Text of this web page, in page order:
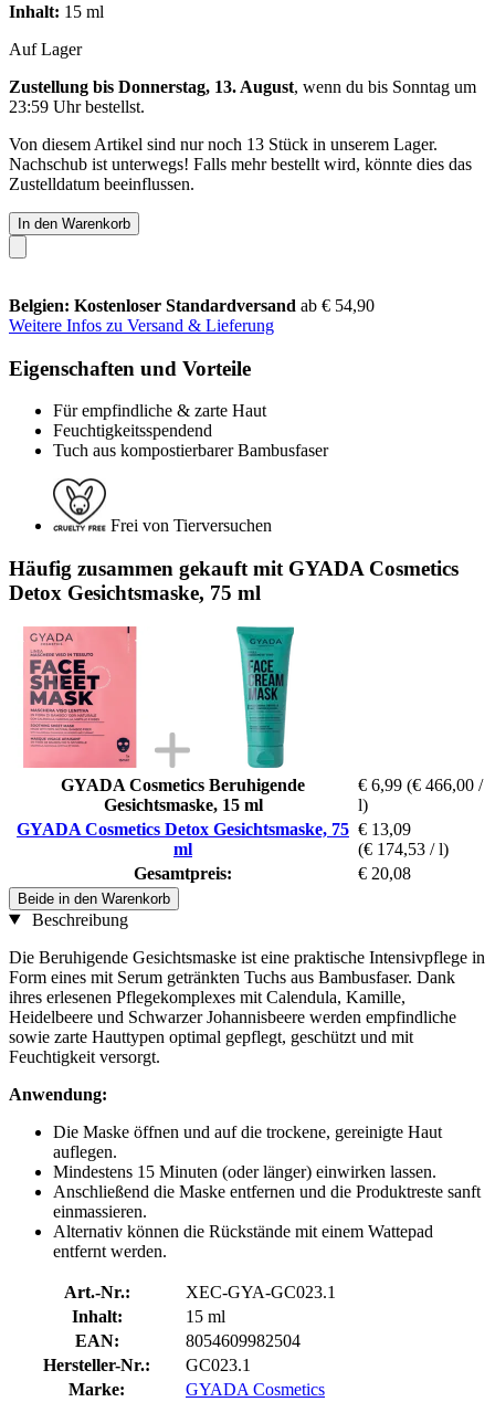
Inhalt: 15 ml
Auf Lager
Zustellung bis Donnerstag, 13. August, wenn du bis Sonntag um
23:59 Uhrbestellst.
Von diesem Artikel sind nur noch 13 Stück in unserem Lager.
Nachschub ist unterwegs! Falls mehr bestellt wird, könnte dies das
Zustelldatum beeinflussen.
In den Warenkorb
Belgien: Kostenloser Standardversand ab € 54,90
Weitere Infos zu Versand & Lieferung
Eigenschaften und Vorteile
Für empfindliche & zarte Haut
Feuchtigkeitsspendend
Tuch aus kompostierbarer Bambusfaser
Frei von Tierversuchen
Häufig zusammen gekauft mit GYADA Cosmetics
Detox Gesichtsmaske, 75 ml
GYADA Cosmetics Beruhigende
Gesichtsmaske, 15 ml
€ 6,99 (€ 466,00 /
l)
GYADA Cosmetics Detox Gesichtsmaske, 75
ml
€ 13,09
(€ 174,53 / l)
Gesamtpreis:
€ 20,08
Beide in den Warenkorb
Beschreibung
Die Beruhigende Gesichtsmaske ist eine praktische Intensivpflege in
Form eines mit Serum getränkten Tuchs aus Bambusfaser. Dank
ihres erlesenen Pflegekomplexes mit Calendula, Kamille,
Heidelbeere und Schwarzer Johannisbeere werden empfindliche
sowie zarte Hauttypen optimal gepflegt, geschützt und mit
Feuchtigkeit versorgt.
Anwendung:
Die Maske öffnen und auf die trockene, gereinigte Haut
auflegen.
Mindestens 15 Minuten (oder länger) einwirken lassen.
Anschließend die Maske entfernen und die Produktreste sanft
einmassieren.
Alternativ können die Rückstände mit einem Wattepad
entfernt werden.
Art.-Nr.:
XEC-GYA-GC023.1
Inhalt:
15 ml
EAN:
8054609982504
Hersteller-Nr.:
GC023.1
Marke:
GYADA Cosmetics